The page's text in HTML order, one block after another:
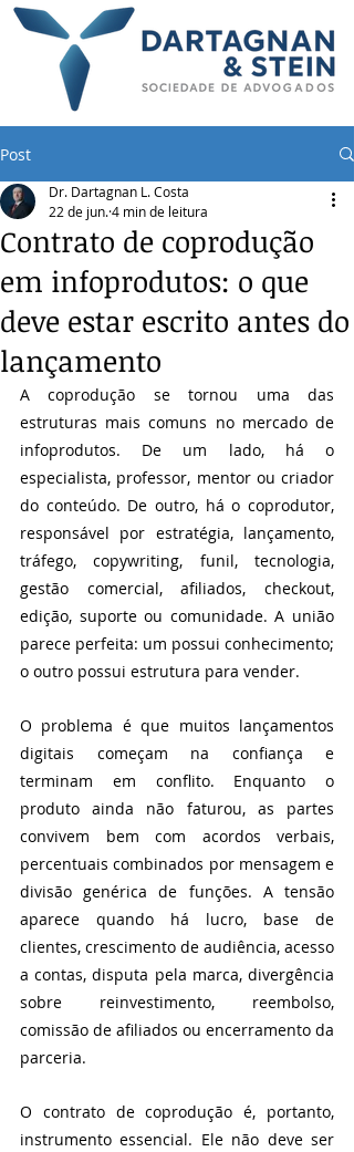
Post
Contrato de coprodução
em infoprodutos: o que
deve estar escrito antes do
lançamento
Dr. Dartagnan L. Costa
22 de jun.4 min de leitura
A coprodução se tornou uma das
estruturas mais comuns no mercado de
infoprodutos. De um lado, há o
especialista, professor, mentor ou criador
do conteúdo. De outro, há o coprodutor,
responsável por estratégia, lançamento,
tráfego, copywriting, funil, tecnologia,
gestão comercial, afiliados, checkout,
edição, suporte ou comunidade. A união
parece perfeita: um possui conhecimento;
o outro possui estrutura para vender.
O problema é que muitos lançamentos
digitais começam na confiança e
terminam em conflito. Enquanto o
produto ainda não faturou, as partes
convivem bem com acordos verbais,
percentuais combinados por mensagem e
divisão genérica de funções. A tensão
aparece quando há lucro, base de
clientes, crescimento de audiência, acesso
a contas, disputa pela marca, divergência
sobre reinvestimento, reembolso,
comissão de afiliados ou encerramento da
parceria.
O contrato de coprodução é, portanto,
instrumento essencial. Ele não deve ser